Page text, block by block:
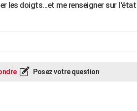
les doigts...et me renseigner sur
Posez votre question